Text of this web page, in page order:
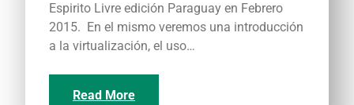
Espirito Livre edición Paraguay en Febrero
2015. En el mismo veremos una introducción
a la virtualización, el uso…
Read More